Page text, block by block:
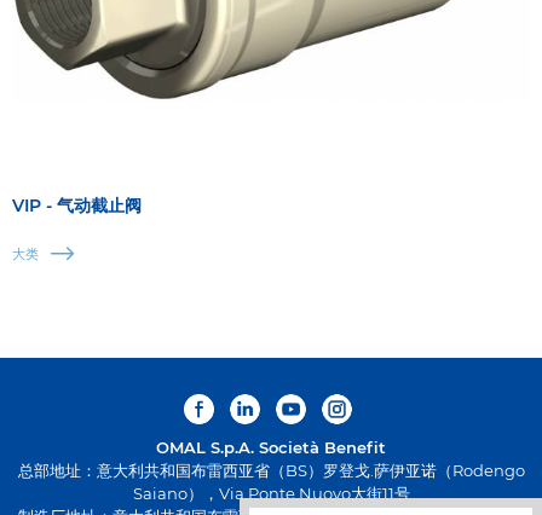
VIP - 气动截止阀
大类
OMAL S.p.A. Società Benefit
总部地址：意大利共和国布雷西亚省（BS）罗登戈.萨伊亚诺（Rodengo
Saiano），Via Ponte Nuovo大街11号